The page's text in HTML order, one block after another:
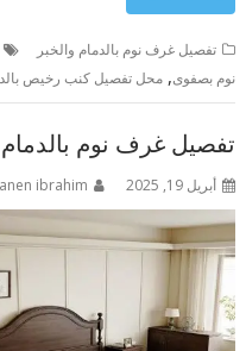
تفصيل غرف نوم بالدمام والخبر
نوم بصفوى,محل تفصيل كنب رخيص
تفصيل غرف نوم بالدمام
أبريل 19, 2025 ibrahim